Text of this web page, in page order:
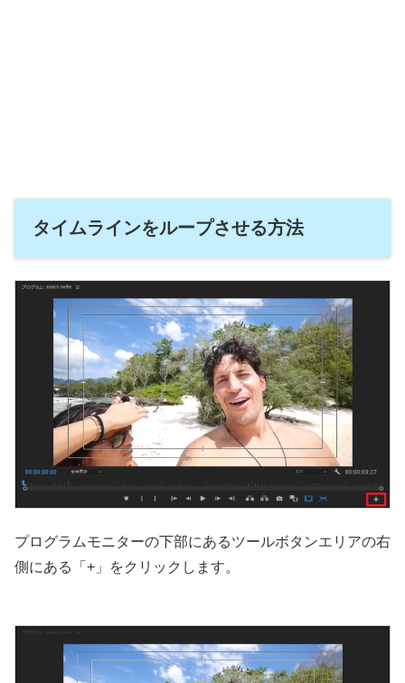
タイムラインをループさせる方法
プログラムモニターの下部にあるツールボタンエリアの右
側にある「+」をクリックします。